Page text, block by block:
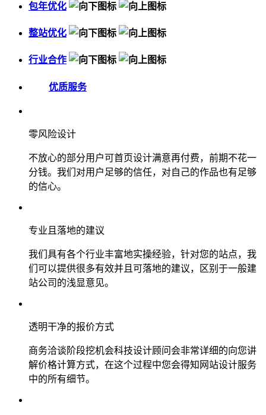
包年优化
整站优化
行业合作
优质服务
零风险设计
不放心的部分用户可首页设计满意再付费，前期不花一
分钱。我们对用户足够的信任，对自己的作品也有足够
的信心。
专业且落地的建议
我们具有各个行业丰富地实操经验，针对您的站点，我
们可以提供很多有效并且可落地的建议，区别于一般建
站公司的浅显意见。
透明干净的报价方式
商务洽谈阶段挖机会科技设计顾问会非常详细的向您讲
解价格计算方式，在这个过程中您会得知网站设计服务
中的所有细节。